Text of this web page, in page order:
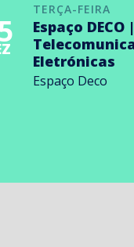
TERÇA-FEIRA
Espaço DECO |
Eletrónicas
Espaço Deco